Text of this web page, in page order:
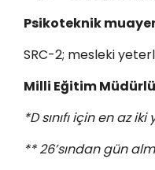
Psikoteknik
SRC-2; mesleki
Milli Eğitim
*D sınıfı için en az iki
** 26’sından gün